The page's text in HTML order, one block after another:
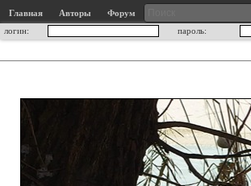
Главная Авторы
Форум
логин:
пароль: